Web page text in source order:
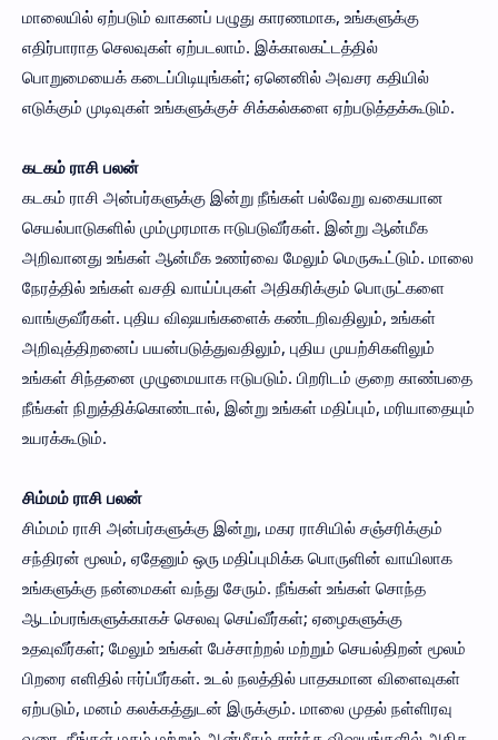
மாலையில் ஏற்படும் வாகனப் பழுது காரணமாக, உங்களுக்கு
எதிர்பாராத செலவுகள் ஏற்படலாம். இக்காலகட்டத்தில்
பொறுமையைக் கடைப்பிடியுங்கள்; ஏனெனில் அவசர கதியில்
எடுக்கும் முடிவுகள் உங்களுக்குச் சிக்கல்களை ஏற்படுத்தக்கூடும்.
கடகம் ராசி பலன்
கடகம் ராசி அன்பர்களுக்கு இன்று நீங்கள் பல்வேறு வகையான
செயல்பாடுகளில் மும்முரமாக ஈடுபடுவீர்கள். இன்று ஆன்மீக
அறிவானது உங்கள் ஆன்மீக உணர்வை மேலும் மெருகூட்டும். மாலை
நேரத்தில் உங்கள் வசதி வாய்ப்புகள் அதிகரிக்கும் பொருட்களை
வாங்குவீர்கள். புதிய விஷயங்களைக் கண்டறிவதிலும், உங்கள்
அறிவுத்திறனைப் பயன்படுத்துவதிலும், புதிய முயற்சிகளிலும்
உங்கள் சிந்தனை முழுமையாக ஈடுபடும். பிறரிடம் குறை காண்பதை
நீங்கள் நிறுத்திக்கொண்டால், இன்று உங்கள் மதிப்பும், மரியாதையும்
உயரக்கூடும்.
சிம்மம் ராசி பலன்
சிம்மம் ராசி அன்பர்களுக்கு இன்று, மகர ராசியில் சஞ்சரிக்கும்
சந்திரன் மூலம், ஏதேனும் ஒரு மதிப்புமிக்க பொருளின் வாயிலாக
உங்களுக்கு நன்மைகள் வந்து சேரும். நீங்கள் உங்கள் சொந்த
ஆடம்பரங்களுக்காகச் செலவு செய்வீர்கள்; ஏழைகளுக்கு
உதவுவீர்கள்; மேலும் உங்கள் பேச்சாற்றல் மற்றும் செயல்திறன் மூலம்
பிறரை எளிதில் ஈர்ப்பீர்கள். உடல் நலத்தில் பாதகமான விளைவுகள்
ஏற்படும், மனம் கலக்கத்துடன் இருக்கும். மாலை முதல் நள்ளிரவு